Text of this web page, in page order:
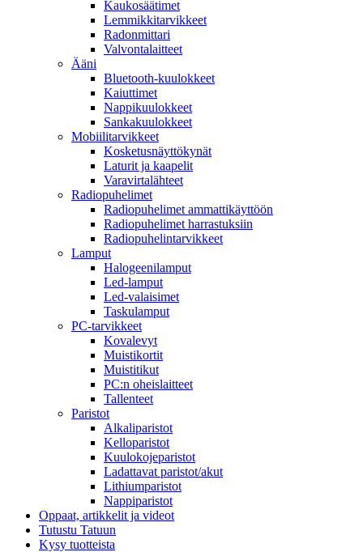
Kaukosäätimet
Lemmikkitarvikkeet
Radonmittari
Valvontalaitteet
Ääni
Bluetooth-kuulokkeet
Kaiuttimet
Nappikuulokkeet
Sankakuulokkeet
Mobiilitarvikkeet
Kosketusnäyttökynät
Laturit ja kaapelit
Varavirtalähteet
Radiopuhelimet
Radiopuhelimet ammattikäyttöön
Radiopuhelimet harrastuksiin
Radiopuhelintarvikkeet
Lamput
Halogeenilamput
Led-lamput
Led-valaisimet
Taskulamput
PC-tarvikkeet
Kovalevyt
Muistikortit
Muistitikut
PC:n oheislaitteet
Tallenteet
Paristot
Alkaliparistot
Kelloparistot
Kuulokojeparistot
Ladattavat paristot/akut
Lithiumparistot
Nappiparistot
Oppaat, artikkelit ja videot
Tutustu Tatuun
Kysy tuotteista